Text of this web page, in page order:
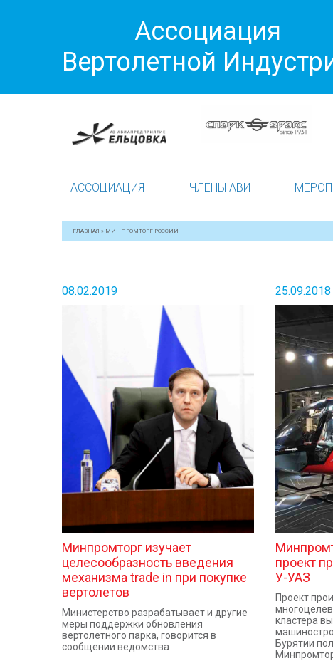
Ассоциация
Вертолетной
АССОЦИАЦИЯ ЧЛЕНЫ АВИ
ГЛАВНАЯ » МИНПРОМТОРГ РОССИИ
08.02.2019
Минпромторг изучает
целесообразность введения
механизма trade in при покупке
вертолетов
Министерство разрабатывает и другие
меры поддержки обновления
вертолетного парка, говорится в
сообщении ведомства
25.09.2018
проект
У-УАЗ
Проект
кластера
Бурятии